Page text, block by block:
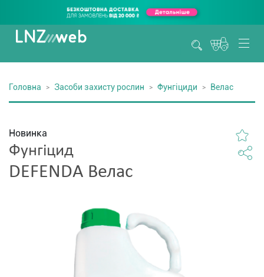
Головна Засоби захисту рослин Фунгіциди Велас
Новинка
Фунгіцид
DEFENDA Велас